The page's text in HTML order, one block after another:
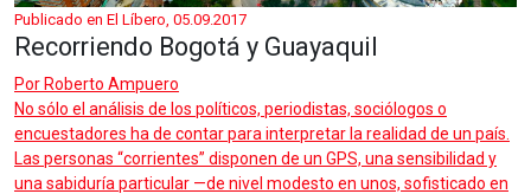
Publicado en El Líbero, 05.09.2017
Recorriendo Bogotá y Guayaquil
Por Roberto Ampuero
No sólo el análisis de los políticos, periodistas, sociólogos o
encuestadores ha de contar para interpretar la realidad de un país.
Las personas “corrientes” disponen de un GPS, una sensibilidad y
una sabiduría particular —de nivel modesto en unos, sofisticado en